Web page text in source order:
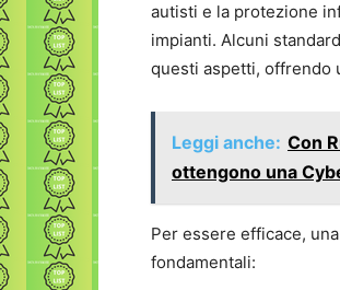
autisti e la protezione
impianti. Alcuni
questi aspetti, offrendo
Leggi anche: Con
ottengono una
Per essere efficace,
fondamentali: